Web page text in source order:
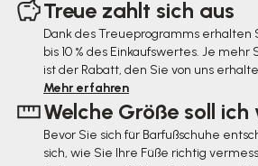
Treue zahlt sich aus
Dank des Treueprogramms erhalten
bis 10 % des Einkaufswertes. Je
ist der Rabatt, den Sie von uns
Mehr erfahren
Welche Größe soll ich
Bevor Sie sich für Barfußschuhe
sich, wie Sie Ihre Füße richtig